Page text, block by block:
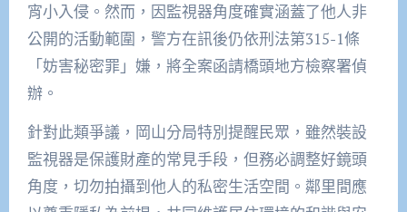
宵小入侵。然而，因監視器角度確實涵蓋了他人非
公開的活動範圍，警方在訊後仍依刑法第315-1條
「妨害秘密罪」嫌，將全案函請橋頭地方檢察署偵
辦。
針對此類爭議，岡山分局特別提醒民眾，雖然裝設
監視器是保護財產的常見手段，但務必調整好鏡頭
角度，切勿拍攝到他人的私密生活空間。鄰里間應